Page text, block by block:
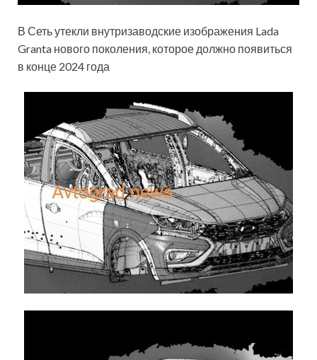
В Сеть утекли внутризаводские изображения Lada
Granta нового поколения, которое должно появиться
в конце 2024 года